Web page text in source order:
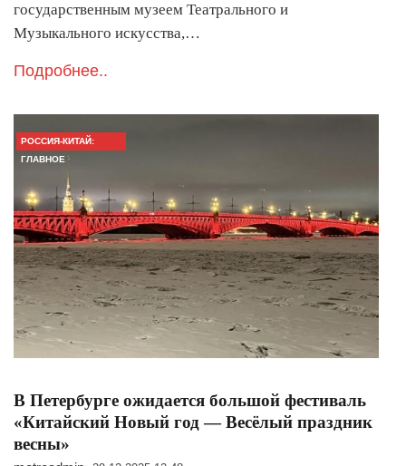
государственным музеем Театрального и
Музыкального искусства,…
Подробнее..
РОССИЯ-КИТАЙ:
ГЛАВНОЕ
В Петербурге ожидается большой фестиваль
«Китайский Новый год — Весёлый праздник
весны»